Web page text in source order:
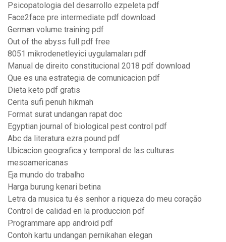
Psicopatologia del desarrollo ezpeleta pdf
Face2face pre intermediate pdf download
German volume training pdf
Out of the abyss full pdf free
8051 mikrodenetleyici uygulamaları pdf
Manual de direito constitucional 2018 pdf download
Que es una estrategia de comunicacion pdf
Dieta keto pdf gratis
Cerita sufi penuh hikmah
Format surat undangan rapat doc
Egyptian journal of biological pest control pdf
Abc da literatura ezra pound pdf
Ubicacion geografica y temporal de las culturas
mesoamericanas
Eja mundo do trabalho
Harga burung kenari betina
Letra da musica tu és senhor a riqueza do meu coração
Control de calidad en la produccion pdf
Programmare app android pdf
Contoh kartu undangan pernikahan elegan